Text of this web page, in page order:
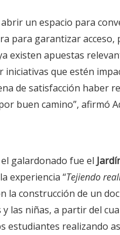
un espacio para
para garantizar acceso,
existen apuestas
que estén
de satisfacción haber
buen camino”, afirmó
el galardonado fue el
experiencia “Tejiendo
la construcción de un
las niñas, a partir del
estudiantes realizando